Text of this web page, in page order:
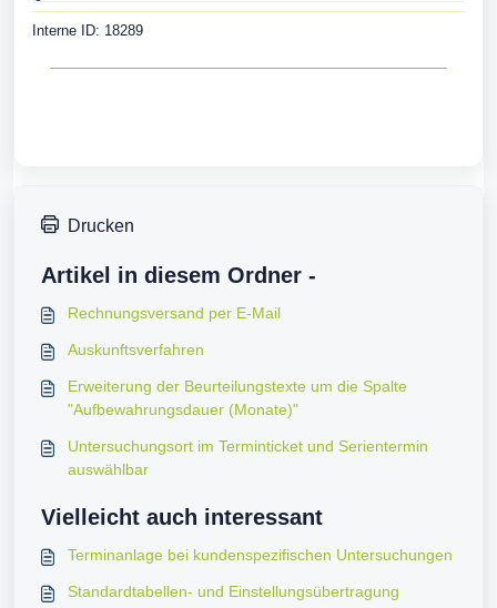
Interne ID: 18289
Drucken
Artikel in diesem Ordner -
Rechnungsversand per E-Mail
Auskunftsverfahren
Erweiterung der Beurteilungstexte um die Spalte
"Aufbewahrungsdauer (Monate)"
Untersuchungsort im Terminticket und Serientermin
auswählbar
Vielleicht auch interessant
Terminanlage bei kundenspezifischen Untersuchungen
Standardtabellen- und Einstellungsübertragung